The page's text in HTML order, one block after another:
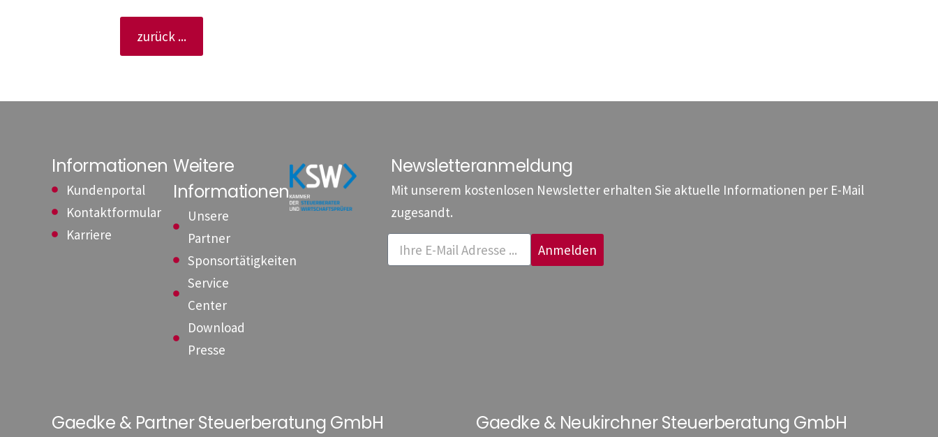
zurück ...
Informationen
Kundenportal
Kontaktformular
Karriere
Weitere
Informationen
Unsere
Partner
Sponsortätigkeiten
Service
Center
Download
Presse
Newsletteranmeldung
Mit unserem kostenlosen Newsletter erhalten Sie aktuelle Informationen per E-Mail
zugesandt.
Anmelden
Gaedke & Partner Steuerberatung GmbH Gaedke & Neukirchner Steuerberatung GmbH